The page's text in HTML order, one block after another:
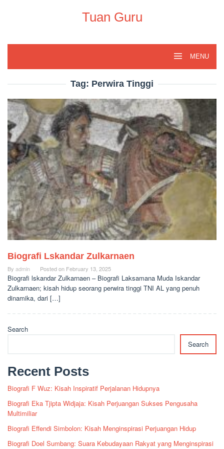
Tuan Guru
MENU
Tag: Perwira Tinggi
Biografi Lskandar Zulkarnaen
By admin Posted on February 13, 2025
Biografi lskandar Zulkarnaen – Biografi Laksamana Muda Iskandar
Zulkarnaen; kisah hidup seorang perwira tinggi TNI AL yang penuh
dinamika, dari […]
Search
Search
Recent Posts
Biografi F Wuz: Kisah Inspiratif Perjalanan Hidupnya
Biografi Eka Tjipta Widjaja: Kisah Perjuangan Sukses Pengusaha
Multimiliar
Biografi Effendi Simbolon: Kisah Menginspirasi Perjuangan Hidup
Biografi Doel Sumbang: Suara Kebudayaan Rakyat yang Menginspirasi